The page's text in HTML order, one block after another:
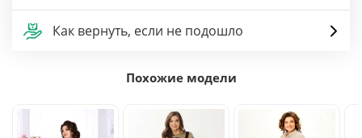
Как вернуть, если не подошло
Похожие модели